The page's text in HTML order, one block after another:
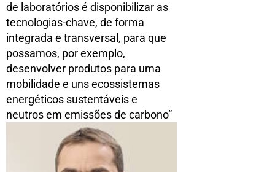
de laboratórios é disponibilizar as
tecnologias-chave, de forma
integrada e transversal, para que
possamos, por exemplo,
desenvolver produtos para uma
mobilidade e uns ecossistemas
energéticos sustentáveis e
neutros em emissões de carbono”